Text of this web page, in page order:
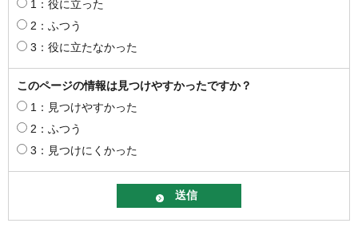
1：役に立った
2：ふつう
3：役に立たなかった
このページの情報は見つけやすかったですか？
1：見つけやすかった
2：ふつう
3：見つけにくかった